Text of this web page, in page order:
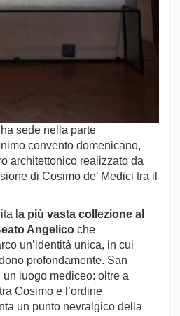
sede nella parte
convento domenicano,
architettonico realizzato da
di Cosimo de’ Medici tra il
l a più vasta collezione al
Angelico che
un’identità unica, in cui
profondamente. San
un luogo mediceo: oltre a
Cosimo e l’ordine
un punto nevralgico della